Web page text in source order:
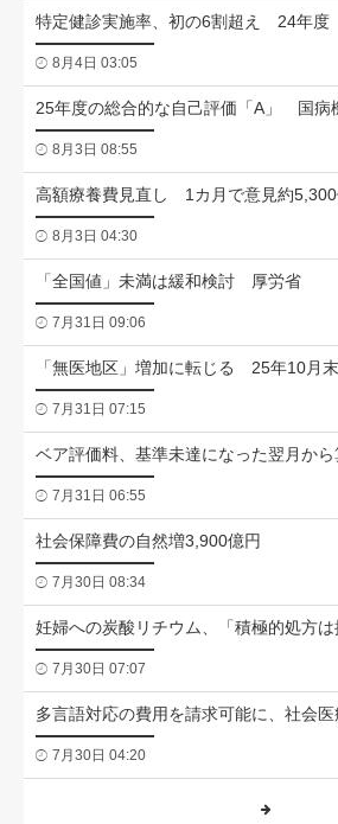
特定健診実施率、初の6割超え 24年度
8月4日 03:05
25年度の総合的な自己評価「A」 国病
8月3日 08:55
高額療養費見直し 1カ月で意見約
8月3日 04:30
「全国値」未満は緩和検討 厚労省
7月31日 09:06
「無医地区」増加に転じる 25年10月末
7月31日 07:15
ベア評価料、基準未達になった翌月か
7月31日 06:55
社会保障費の自然増3,900億円
7月30日 08:34
妊婦への炭酸リチウム、「積極的処方は
7月30日 07:07
多言語対応の費用を請求可能に、社会医
7月30日 04:20